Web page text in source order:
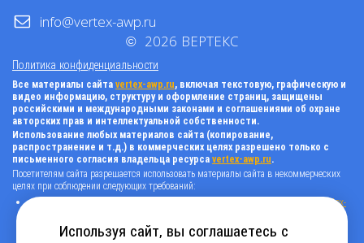
info@vertex-awp.ru
Политика конфиденциальности
© 2026 ВЕРТЕКС
Все материалы сайта vertex-awp.ru, включая текстовую, графическую и
видео информацию, структуру и оформление страниц, защищены
российскими и международными законами и соглашениями об охране
авторских прав и интеллектуальной собственности.
Использование любых материалов сайта (копирование,
распространение и т.д.) в коммерческих целях разрешено только с
письменного согласия владельца ресурса vertex-awp.ru.
Посетителям сайта разрешается использовать материалы сайта в некоммерческих
целях при соблюдении следующих требований:
поставить прямую активную гиперссылку на оригинал в виде: «источник
vertex-
системами, т.е. запрещено применять «noindex», «nofollow» и любые другие
способы, нельзя использовать редирект в ссылках;
Используя сайт, вы соглашаетесь с